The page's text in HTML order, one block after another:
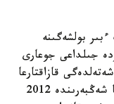
بولشەگىنە
جىلداعى جوعارى
گرانتتىڭ 4 پايىزى شەتەلدەگى قازاقتارعا
بەرىلەتىنى تۇرتكى بولىپ وتىر. وسى كۆوتا شەڭبەرىندە 2012